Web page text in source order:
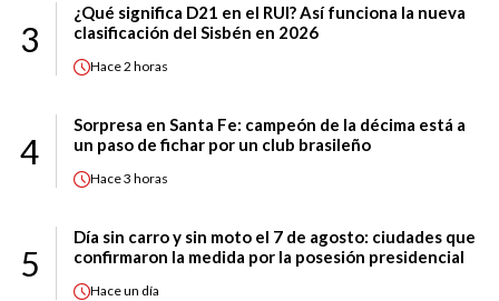
3
¿Qué significa D21 en el RUI? Así funciona la nueva
clasificación del Sisbén en 2026
Hace2 horas
4
Sorpresa en Santa Fe: campeón de la décima está a
un paso de fichar por un club brasileño
Hace3 horas
5
Día sin carro y sin moto el 7 de agosto: ciudades que
confirmaron la medida por la posesión presidencial
Haceun día